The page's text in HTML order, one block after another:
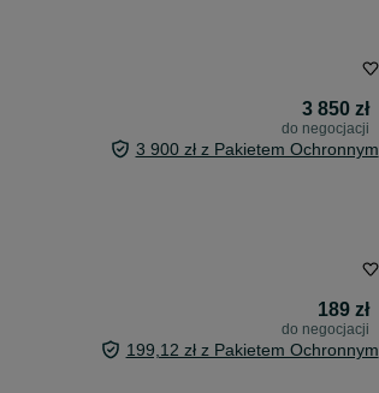
3 850 zł
do negocjacji
3 900 zł z Pakietem Ochronnym
189 zł
do negocjacji
199,12 zł z Pakietem Ochronnym